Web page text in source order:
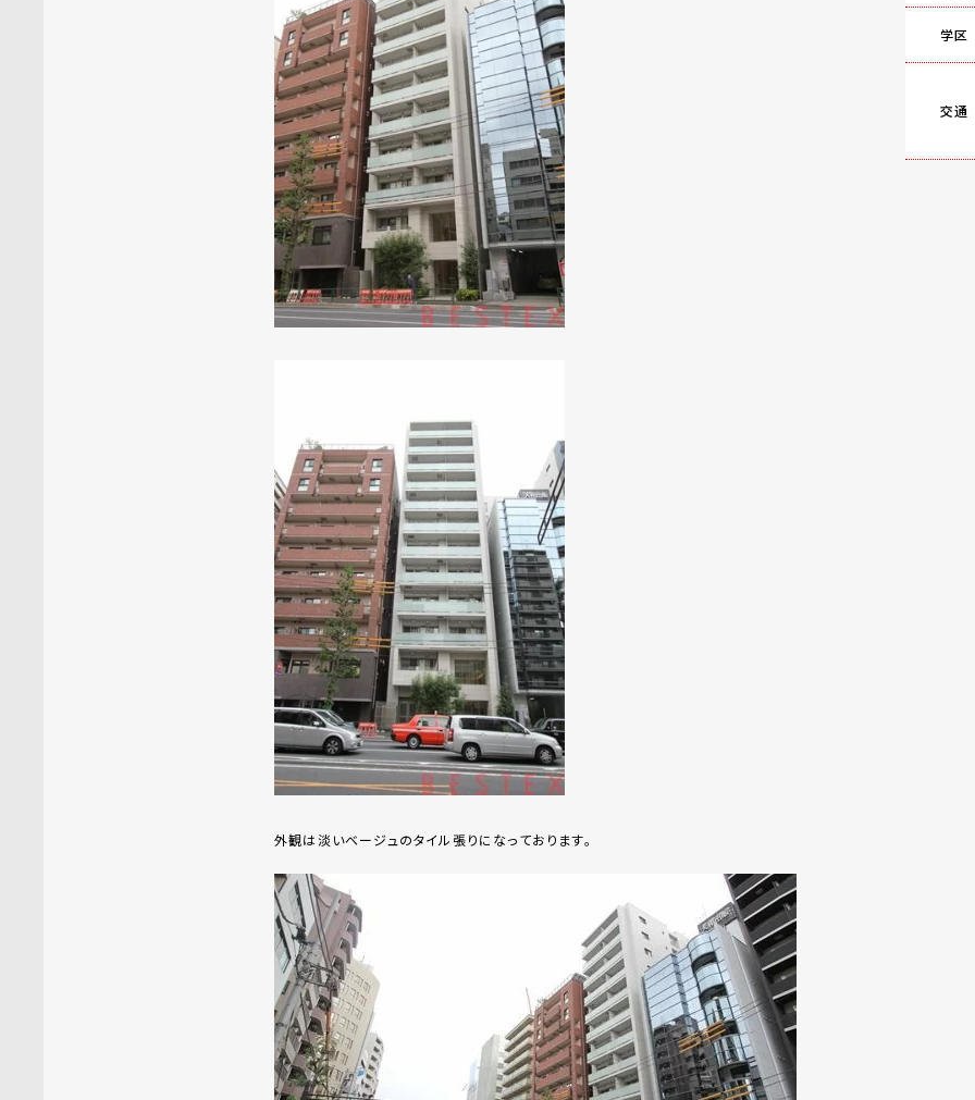
外観は淡いベージュのタイル張りになっております。
学区
交通